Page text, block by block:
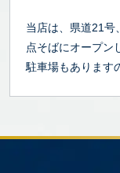
当店は、県道21号
点そばにオープン
駐車場もあります